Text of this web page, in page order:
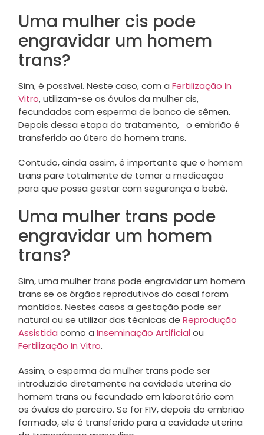
Uma mulher cis pode
engravidar um homem
trans?
Sim, é possível. Neste caso, com a Fertilização In
Vitro, utilizam-se os óvulos da mulher cis,
fecundados com esperma de banco de sêmen.
Depois dessa etapa do tratamento, o embrião é
transferido ao útero do homem trans.
Contudo, ainda assim, é importante que o homem
trans pare totalmente de tomar a medicação
para que possa gestar com segurança o bebê.
Uma mulher trans pode
engravidar um homem
trans?
Sim, uma mulher trans pode engravidar um homem
trans se os órgãos reprodutivos do casal foram
mantidos. Nestes casos a gestação pode ser
natural ou se utilizar das técnicas de Reprodução
Assistida como a Inseminação Artificial ou
Fertilização In Vitro.
Assim, o esperma da mulher trans pode ser
introduzido diretamente na cavidade uterina do
homem trans ou fecundado em laboratório com
os óvulos do parceiro. Se for FIV, depois do embrião
formado, ele é transferido para a cavidade uterina